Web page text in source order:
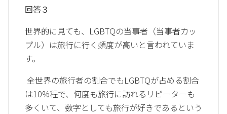
回答３
世界的に見ても、LGBTQの当事者（当事者カッ
プル）は旅行に行く頻度が高いと言われていま
す。
全世界の旅行者の割合でもLGBTQが占める割合
は10%程で、何度も旅行に訪れるリピーターも
多くいて、数字としても旅行が好きであるという